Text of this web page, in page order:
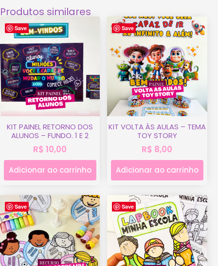
Produtos similares
Save
KIT PAINEL RETORNO DOS
ALUNOS – FUNDO. 1 E 2
R$ 10,00
Adicionar ao carrinho
Save
KIT VOLTA ÀS AULAS – TEMA
TOY STORY
R$ 8,00
Adicionar ao carrinho
Save Save